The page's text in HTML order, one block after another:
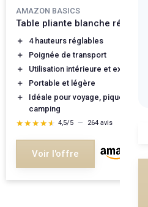
AMAZON BASICS
Table pliante blanche réglable
＋
4 hauteurs réglables
＋
Poignée de transport
＋
Utilisation intérieure et extérieure
＋
Portable et légère
＋
Idéale pour voyage, pique-nique,
camping
★★★★★
★★★★★ 4,5/5 — 264 avis
Voir l'offre